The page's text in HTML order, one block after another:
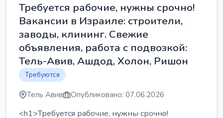
Требуется рабочие, нужны срочно!
Вакансии в Израиле: строители,
заводы, клининг. Свежие
объявления, работа с подвозкой:
Тель-Авив, Ашдод, Холон, Ришон
Требуются
Тель Авив Опубликовано: 07.06.2026
<h1>Требуется рабочие, нужны срочно!